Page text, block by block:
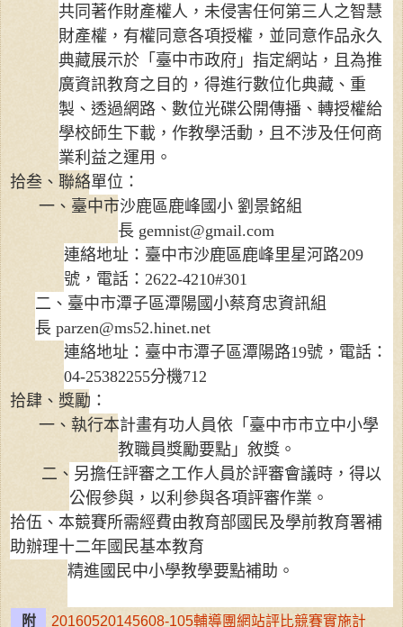
共同著作財產權人，未侵害任何第三人之智慧
財產權，有權同意各項授權，並同意作品永久
典藏展示於「臺中市政府」指定網站，且為推
廣資訊教育之目的，得進行數位化典藏、重
製、透過網路、數位光碟公開傳播、轉授權給
學校師生下載，作教學活動，且不涉及任何商
業利益之運用。
拾叁、聯絡單位：
一、臺中市沙鹿區鹿峰國小 劉景銘組
長 gemnist@gmail.com
連絡地址：臺中市沙鹿區鹿峰里星河路209
號， 電話： 2622-4210#301
二、臺中市潭子區潭陽國小蔡育忠資訊組
長 parzen@ms52.hinet.net
連絡地址：臺中市潭子區潭陽路19號， 電話：
04-25382255分機712
拾肆、獎勵：
一、 執行本計畫有功人員依「臺中市市立中小學
教職員獎勵要點」敘獎。
二、 另擔任評審之工作人員於評審會議時，得以
公假參與，以利參與各項評審作業。
拾伍、本競賽所需經費由教育部 國民及學前教育署補
助辦理十二年國民基本教育
精進國民中小學教學要點補助。
附 20160520145608-105輔導團網站評比競賽實施計